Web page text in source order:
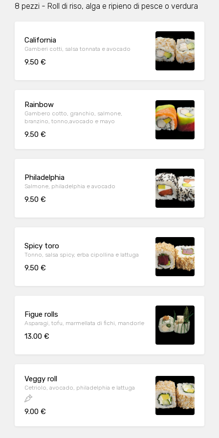
8 pezzi - Roll di riso, alga e ripieno di pesce o verdura
California
Gamberi cotti, salsa tonnata e avocado
9.50 €
Rainbow
Gambero cotto, granchio, salmone,
branzino, tonno,avocado e mayo
9.50 €
Philadelphia
Salmone, philadelphia e avocado
9.50 €
Spicy toro
Tonno, salsa spicy, erba cipollina e lattuga
9.50 €
Figue rolls
Asparagi, tofu, marmellata di fichi, mandorle
13.00 €
Veggy roll
Cetriolo, avocado, philadelphia e lattuga
9.00 €